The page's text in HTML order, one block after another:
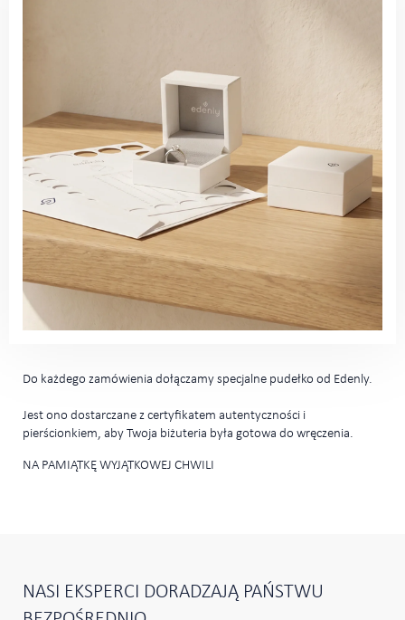
Do każdego zamówienia dołączamy specjalne pudełko od Edenly.
Jest ono dostarczane z certyfikatem autentyczności i
pierścionkiem, aby Twoja biżuteria była gotowa do wręczenia.
NA PAMIĄTKĘ WYJĄTKOWEJ CHWILI
NASI EKSPERCI DORADZAJĄ PAŃSTWU